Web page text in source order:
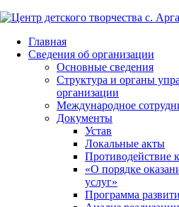
Главная
Сведения об организации
Основные сведения
Структура и органы
организации
Международное
Документы
Устав
Локальные акты
Противодействие
«О порядке
услуг»
Программа